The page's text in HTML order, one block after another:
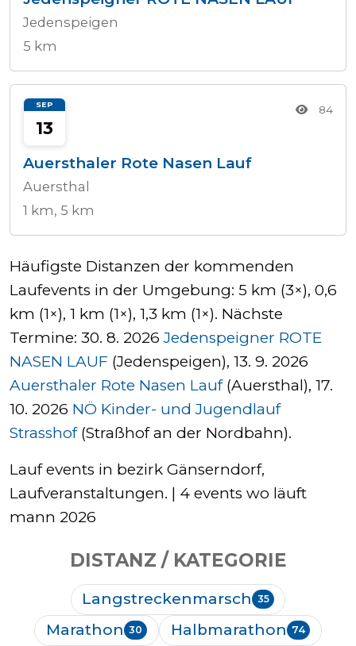
Jedenspeigen
5 km
SEP
13
84
Auersthaler Rote Nasen Lauf
Auersthal
1 km, 5 km
Häufigste Distanzen der kommenden
Laufevents in der Umgebung: 5 km (3×), 0,6
km (1×), 1 km (1×), 1,3 km (1×). Nächste
Termine: 30. 8. 2026Jedenspeigner ROTE
NASEN LAUF (Jedenspeigen), 13. 9. 2026
Auersthaler Rote Nasen Lauf(Auersthal), 17.
10. 2026 NÖ Kinder- und Jugendlauf
Strasshof(Straßhof an der Nordbahn).
Lauf events in bezirk Gänserndorf,
Laufveranstaltungen. | 4 events wo läuft
mann 2026
DISTANZ / KATEGORIE
Langstreckenmarsch 35
Marathon 30 Halbmarathon 74